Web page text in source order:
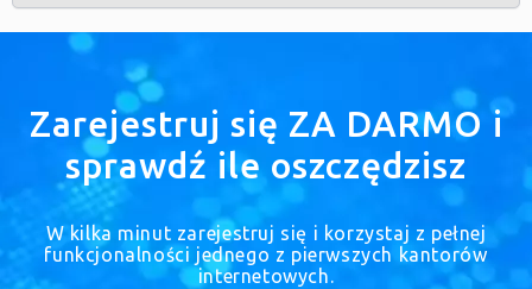
Zarejestruj się ZA DARMO i
sprawdź ile oszczędzisz
W kilka minut zarejestruj się i korzystaj z pełnej
funkcjonalności jednego z pierwszych kantorów
internetowych.